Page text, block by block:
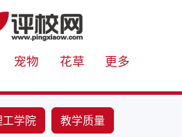
宠物 花草 更多
学院
教学质量